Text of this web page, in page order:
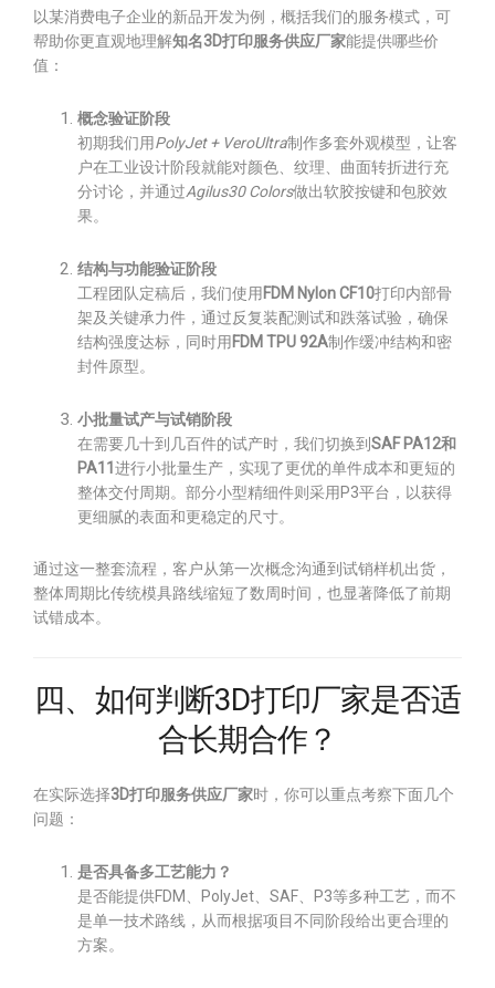
以某消费电子企业的新品开发为例，概括我们的服务模式，可
帮助你更直观地理解知名3D打印服务供应厂家能提供哪些价
值：
概念验证阶段
初期我们用PolyJet + VeroUltra制作多套外观模型，让客
户在工业设计阶段就能对颜色、纹理、曲面转折进行充
分讨论，并通过Agilus30 Colors做出软胶按键和包胶效
果。
结构与功能验证阶段
工程团队定稿后，我们使用 FDM Nylon CF10打印内部骨
架及关键承力件，通过反复装配测试和跌落试验，确保
结构强度达标，同时用 FDM TPU 92A制作缓冲结构和密
封件原型。
小批量试产与试销阶段
在需要几十到几百件的试产时，我们切换到 SAF PA12和
PA11 进行小批量生产，实现了更优的单件成本和更短的
整体交付周期。部分小型精细件则采用P3平台，以获得
更细腻的表面和更稳定的尺寸。
通过这一整套流程，客户从第一次概念沟通到试销样机出货，
整体周期比传统模具路线缩短了数周时间，也显著降低了前期
试错成本。
四、如何判断3D打印厂家是否适
合长期合作？
在实际选择3D打印服务供应厂家时，你可以重点考察下面几个
问题：
是否具备多工艺能力？
是否能提供FDM、PolyJet、SAF、P3等多种工艺，而不
是单一技术路线，从而根据项目不同阶段给出更合理的
方案。